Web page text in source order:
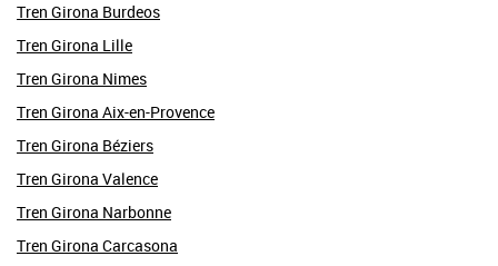
Tren Girona Burdeos
Tren Girona Lille
Tren Girona Nimes
Tren Girona Aix-en-Provence
Tren Girona Béziers
Tren Girona Valence
Tren Girona Narbonne
Tren Girona Carcasona